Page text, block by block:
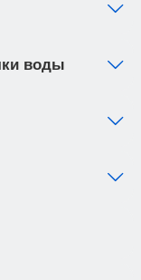
алюминиевым
воды